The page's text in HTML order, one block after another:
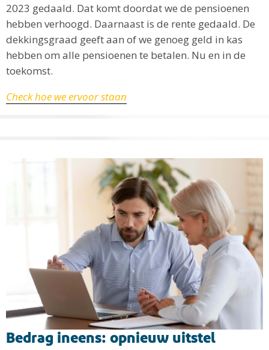
2023 gedaald. Dat komt doordat we de pensioenen
hebben verhoogd. Daarnaast is de rente gedaald. De
dekkingsgraad geeft aan of we genoeg geld in kas
hebben om alle pensioenen te betalen. Nu en in de
toekomst.
Check hoe we ervoor staan
Bedrag ineens: opnieuw uitstel